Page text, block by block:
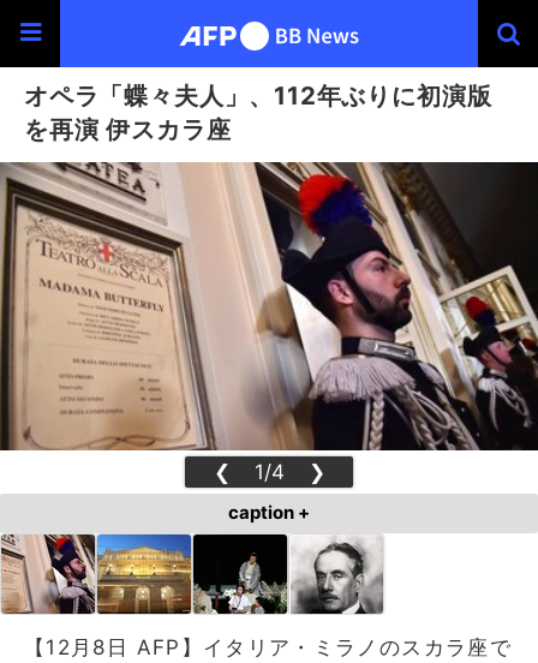
オペラ「蝶々夫人」、112年ぶりに初演版
を再演 伊スカラ座
❮ 1/4 ❯
caption +
【12月8日 AFP】イタリア・ミラノのスカラ座で